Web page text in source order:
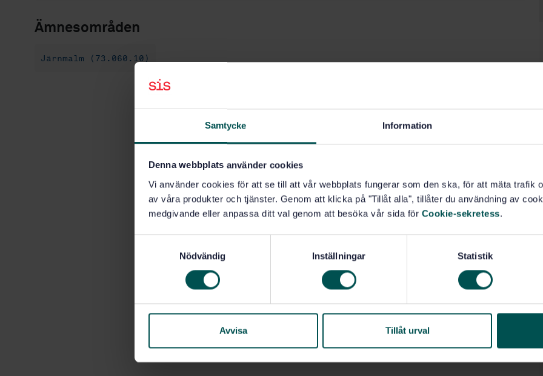
Samtycke Information
Denna webbplats använder cookies
Vi använder cookies för att se till att vår webbplats fungerar som den ska, för att mäta trafik
av våra produkter och tjänster. Genom att klicka på "Tillåt alla", tillåter du användning av
medgivande eller anpassa ditt val genom att besöka vår sida för Cookie-sekretess.
s
Nödvändig Inställningar Statistik
Avvisa Tillåt urval
Ämnesområden
Järnmalm (73.060.10)